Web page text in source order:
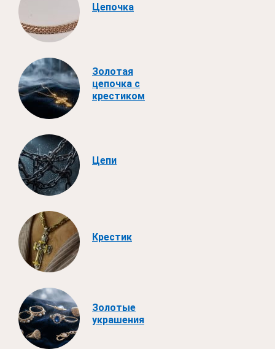
Цепочка
Золотая
цепочка с
крестиком
Цепи
Крестик
Золотые
украшения